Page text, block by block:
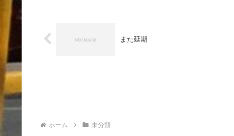
また延期
ホーム 未分類